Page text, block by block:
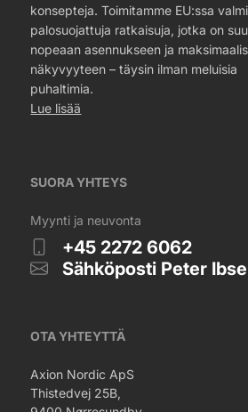
konsepteja. Toimitamme EU:ssa
palosuojattuja ratkaisuja, jotka on
nopeaan asennukseen ja
näkyvyyteen – täysin ilman meluisia
puhaltimia.
Lue lisää
SUORA YHTEYS
Myynti ja neuvonta
+45 2272 6062
Sähköposti Peter
OTA YHTEYTTÄ
Axion Nordic ApS
Thistedvej 25B,